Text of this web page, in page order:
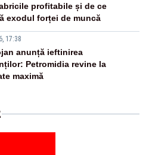
profitabile și de ce
exodul forței de muncă
17:38
anunță ieftinirea
Petromidia revine la
maximă